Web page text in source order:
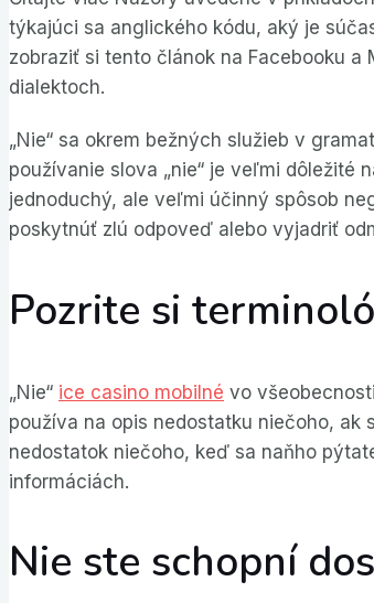
týkajúci sa anglického kódu, aký je
zobraziť si tento článok na Facebooku a
dialektoch.
„Nie“ sa okrem bežných služieb v
používanie slova „nie“ je veľmi dôležité
jednoduchý, ale veľmi účinný spôsob
poskytnúť zlú odpoveď alebo vyjadriť
Pozrite si
„Nie“ ice casino mobilné vo
používa na opis nedostatku niečoho, ak
nedostatok niečoho, keď sa naňho
informáciách.
Nie ste schopní